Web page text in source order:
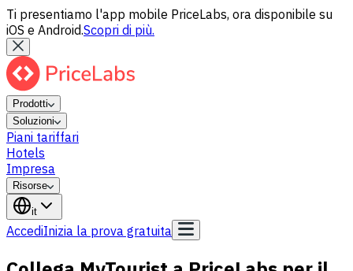
Ti presentiamo l'app mobile PriceLabs, ora disponibile su
iOS e Android.Scopri di più.
Prodotti
Soluzioni
Piani tariffari
Hotels
Impresa
Risorse
it
AccediInizia la prova gratuita